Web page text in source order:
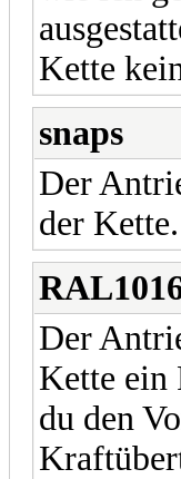
Kette
snaps
Der
der
Der
Kette ein
du den